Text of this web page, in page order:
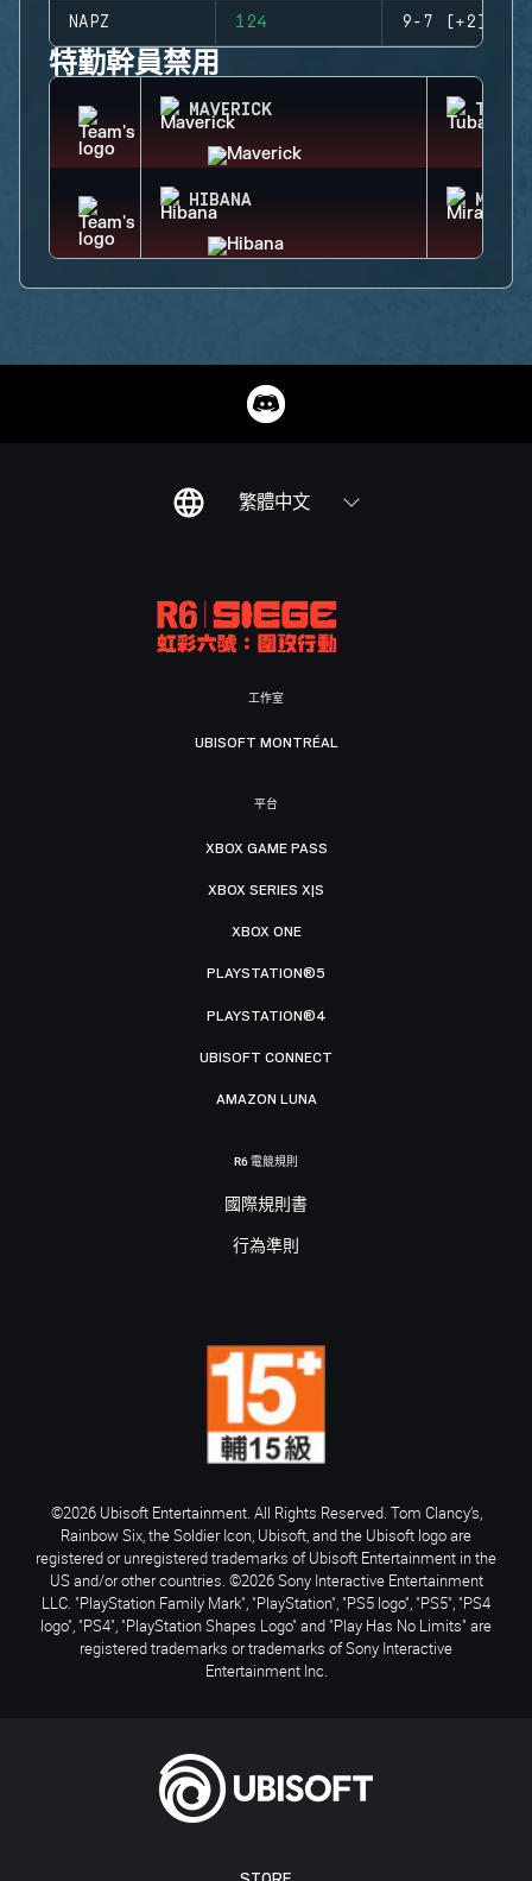
NAPZ 124 9-7 (+2)
特勤幹員禁用
MAVERICK
HIBANA MIRA
繁體中文
工作室
UBISOFT MONTRÉAL
平台
XBOX GAME PASS
XBOX SERIES X|S
XBOX ONE
PLAYSTATION®5
PLAYSTATION®4
UBISOFT CONNECT
AMAZON LUNA
R6 電競規則
國際規則書
行為準則
©2026 Ubisoft Entertainment. All Rights Reserved. Tom Clancy’s,
Rainbow Six, the Soldier Icon, Ubisoft, and the Ubisoft logo are
registered or unregistered trademarks of Ubisoft Entertainment in the
US and/or other countries. ©2026 Sony Interactive Entertainment
LLC. "PlayStation Family Mark", "PlayStation", "PS5 logo", "PS5", "PS4
logo", "PS4", "PlayStation Shapes Logo" and "Play Has No Limits" are
registered trademarks or trademarks of Sony Interactive
Entertainment Inc.